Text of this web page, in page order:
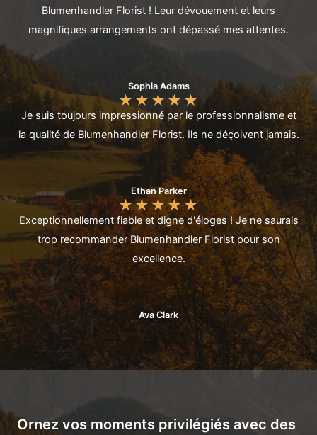
Blumenhandler Florist ! Leur dévouement et leurs
magnifiques arrangements ont dépassé mes attentes.
Sophia Adams
★ ★ ★ ★ ★
Je suis toujours impressionné par le professionnalisme et
la qualité de Blumenhandler Florist. Ils ne déçoivent jamais.
Ethan Parker
★★★★★
Exceptionnellement fiable et digne d'éloges ! Je ne saurais
trop recommander Blumenhandler Florist pour son
excellence.
Ava Clark
Ornez vos moments privilégiés avec des